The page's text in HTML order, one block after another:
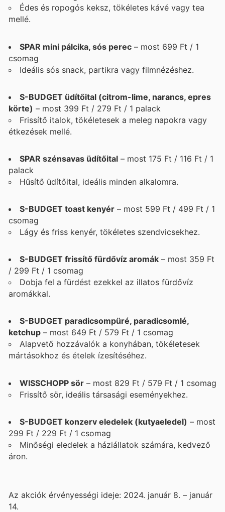
Édes és ropogós keksz, tökéletes kávé vagy tea
mellé.
SPAR mini pálcika, sós perec – most 699 Ft / 1
csomag
Ideális sós snack, partikra vagy filmnézéshez.
S-BUDGET üdítőital (citrom-lime, narancs, epres
körte) – most 399 Ft / 279 Ft / 1 palack
Frissítő italok, tökéletesek a meleg napokra vagy
étkezések mellé.
SPAR szénsavas üdítőital – most 175 Ft / 116 Ft / 1
palack
Hűsítő üdítőital, ideális minden alkalomra.
S-BUDGET toast kenyér – most 599 Ft / 499 Ft / 1
csomag
Lágy és friss kenyér, tökéletes szendvicsekhez.
S-BUDGET frissítő fürdővíz aromák – most 359 Ft
/ 299 Ft / 1 csomag
Dobja fel a fürdést ezekkel az illatos fürdővíz
aromákkal.
S-BUDGET paradicsompüré, paradicsomlé,
ketchup – most 649 Ft / 579 Ft / 1 csomag
Alapvető hozzávalók a konyhában, tökéletesek
mártásokhoz és ételek ízesítéséhez.
WISSCHOPP sör – most 829 Ft / 579 Ft / 1 csomag
Frissítő sör, ideális társasági eseményekhez.
S-BUDGET konzerv eledelek (kutyaeledel) – most
299 Ft / 229 Ft / 1 csomag
Minőségi eledelek a háziállatok számára, kedvező
áron.
Az akciók érvényességi ideje: 2024. január 8. – január
14.